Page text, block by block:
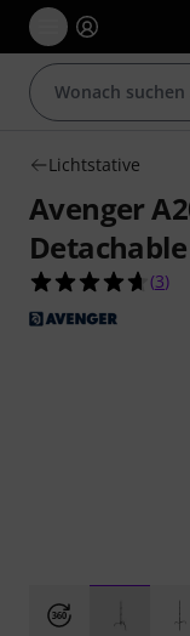
Lichtstative
Avenger
Detachable
4.7
(3)